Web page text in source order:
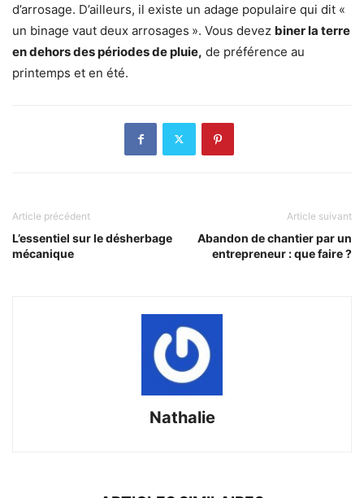
d’arrosage. D’ailleurs, il existe un adage populaire qui dit «
un binage vaut deux arrosages ». Vous devez biner la terre
en dehors des périodes de pluie, de préférence au
printemps et en été.
Article précédent
L’essentiel sur le désherbage
mécanique
Article suivant
Abandon de chantier par un
entrepreneur : que faire ?
Nathalie